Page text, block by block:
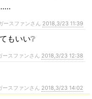
スファンさん 2018,3/23 11:39
もいい❔
スファンさん 2018,3/23 12:38
スファンさん 2018,3/23 14:02